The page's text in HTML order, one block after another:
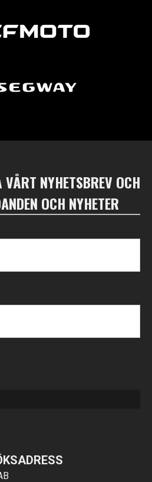
NYHETSBREV OCH
OCH NYHETER